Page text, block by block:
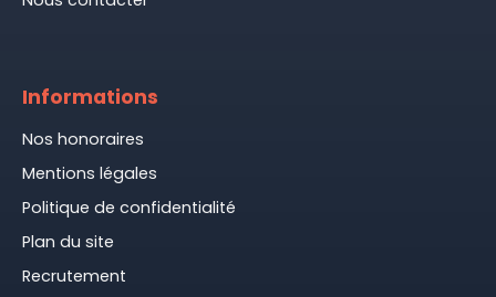
Informations
Nos honoraires
Mentions légales
Politique de confidentialité
Plan du site
Recrutement